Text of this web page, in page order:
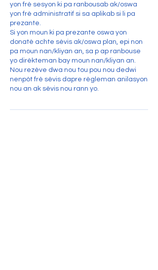
yon frè sesyon ki pa ranbousab ak/oswa
yon frè administratif si sa aplikab si li pa
prezante.
Si yon moun ki pa prezante oswa yon
donatè achte sèvis ak/oswa plan, epi non
pa moun nan/kliyan an, sa p ap ranbouse
yo dirèkteman bay moun nan/kliyan an.
Nou rezève dwa nou tou pou nou dedwi
nenpòt frè sèvis dapre règleman anilasyon
nou an ak sèvis nou rann yo.